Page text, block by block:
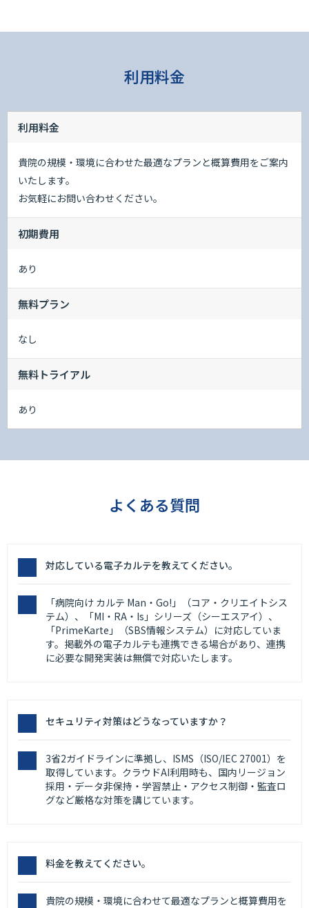
利用料金
利用料金
貴院の規模・環境に合わせた最適なプランと概算費用をご案内
いたします。
お気軽にお問い合わせください。
初期費用
あり
無料プラン
なし
無料トライアル
あり
よくある質問
対応している電子カルテを教えてください。
「病院向け カルテ Man・Go!」（コア・クリエイトシス
テム）、「MI・RA・Is」シリーズ（シーエスアイ）、
「PrimeKarte」（SBS情報システム）に対応していま
す。掲載外の電子カルテも連携できる場合があり、連携
に必要な開発実装は無償で対応いたします。
セキュリティ対策はどうなっていますか？
3省2ガイドラインに準拠し、ISMS（ISO/IEC 27001）を
取得しています。クラウドAI利用時も、国内リージョン
採用・データ非保持・学習禁止・アクセス制御・監査ロ
グなど厳格な対策を講じています。
料金を教えてください。
貴院の規模・環境に合わせて最適なプランと概算費用を